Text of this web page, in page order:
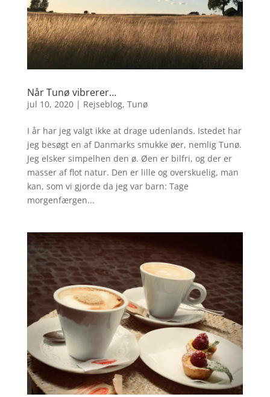
Når Tunø vibrerer…
jul 10, 2020| Rejseblog, Tunø
I år har jeg valgt ikke at drage udenlands. Istedet har
jeg besøgt en af Danmarks smukke øer, nemlig Tunø.
Jeg elsker simpelhen den ø. Øen er bilfri, og der er
masser af flot natur. Den er lille og overskuelig, man
kan, som vi gjorde da jeg var barn: Tage
morgenfærgen...